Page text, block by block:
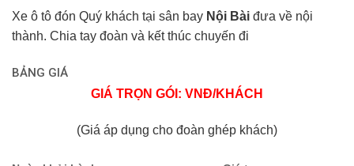
Xe ô tô đón Quý khách tại sân bay Nội Bài đưa về nội
thành. Chia tay đoàn và kết thúc chuyến đi
BẢNG GIÁ
GIÁ TRỌN GÓI: VNĐ/KHÁCH
(Giá áp dụng cho đoàn ghép khách)